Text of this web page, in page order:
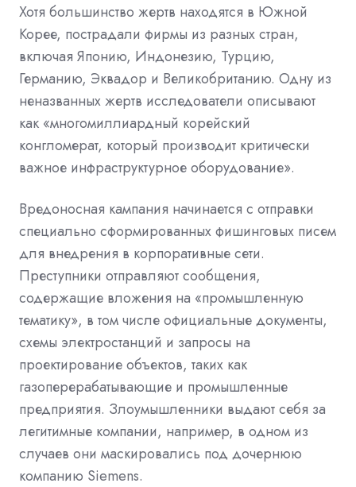
Хотя большинство жертв находятся в Южной
Корее, пострадали фирмы из разных стран,
включая Японию, Индонезию, Турцию,
Германию, Эквадор и Великобританию. Одну из
неназванных жертв исследователи описывают
как «многомиллиардный корейский
конгломерат, который производит критически
важное инфраструктурное оборудование».
Вредоносная кампания начинается с отправки
специально сформированных фишинговых писем
для внедрения в корпоративные сети.
Преступники отправляют сообщения,
содержащие вложения на «промышленную
тематику», в том числе официальные документы,
схемы электростанций и запросы на
проектирование объектов, таких как
газоперерабатывающие и промышленные
предприятия. Злоумышленники выдают себя за
легитимные компании, например, в одном из
случаев они маскировались под дочернюю
компанию Siemens.